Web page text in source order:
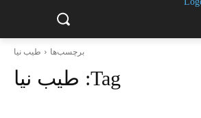
برچسب‌ها طیب نیا
Tag: طیب نیا